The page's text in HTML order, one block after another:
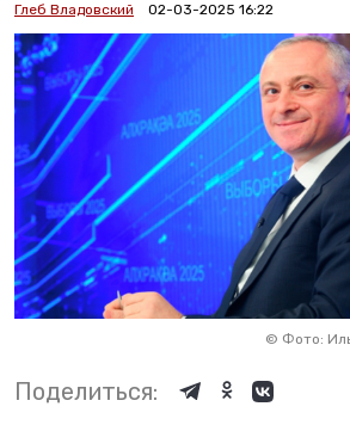
Глеб Владовский 02-03-2025 16:22
© Фото:
Поделиться: